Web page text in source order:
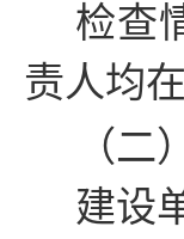
检查
责人均
（二）
建设